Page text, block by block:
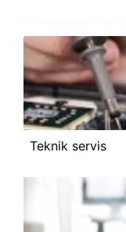
Teknik servis